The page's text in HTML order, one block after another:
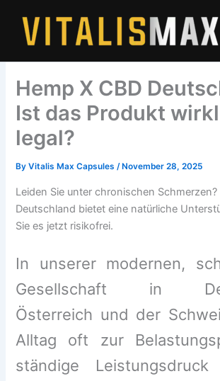
content
Hemp X CBD
Ist das Produkt
legal?
ByVitalis Max Capsules/ November 28, 2025
Leiden Sie unter chronischen Schmerzen?
Deutschland bietet eine natürliche
Sie es jetzt risikofrei.
In unserer modernen,
Gesellschaft in
Österreich und der
Alltag oft zur
ständige